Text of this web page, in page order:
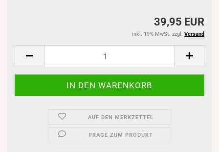
39,95 EUR
inkl. 19% MwSt. zzgl. Versand
AUF DEN MERKZETTEL
FRAGE ZUM PRODUKT